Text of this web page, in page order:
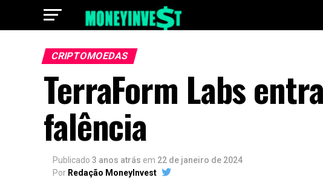
CRIPTOMOEDAS
TerraForm Labs
falência
Publicado 3 anos atrás em 22 de janeiro de 2024
Por Redação MoneyInvest